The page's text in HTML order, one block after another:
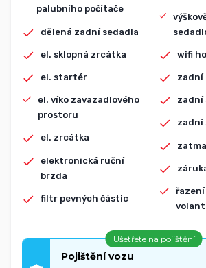
palubního počítače
dělená zadní sedadla
el. sklopná zrcátka
el. startér
el. víko zavazadlového
prostoru
el. zrcátka
elektronická ruční
brzda
filtr pevných částic
wifi
zadní
zadní
zadní
řazení
Ušetřete na pojištění
Pojištění vozu